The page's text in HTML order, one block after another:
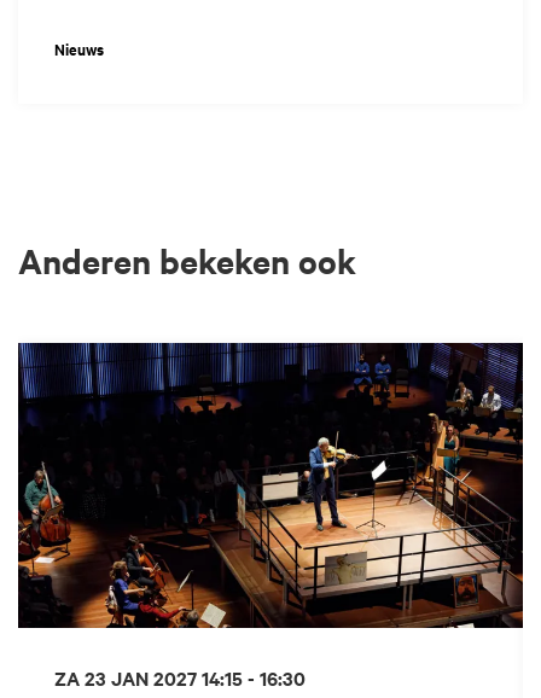
Nieuws
Anderen bekeken ook
ZA 23 JAN 202714:15 - 16:30